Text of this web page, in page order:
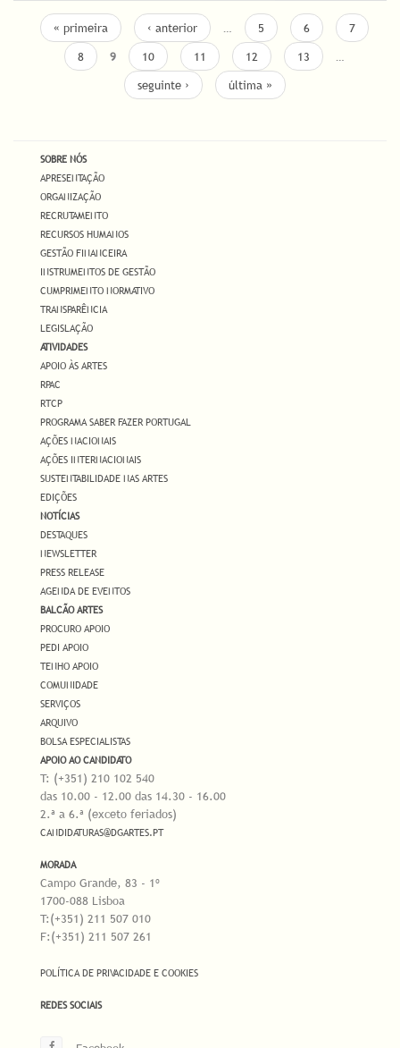
PÁGINAS« primeira ‹ anterior … 5 6
7
8
9 10 11 12 13
…
seguinte ›
última »
SOBRE NÓS
APRESENTAÇÃO
ORGANIZAÇÃO
RECRUTAMENTO
RECURSOS HUMANOS
GESTÃO FINANCEIRA
INSTRUMENTOS DE GESTÃO
CUMPRIMENTO NORMATIVO
TRANSPARÊNCIA
LEGISLAÇÃO
ATIVIDADES
APOIO ÀS ARTES
RPAC
RTCP
PROGRAMA SABER FAZER PORTUGAL
AÇÕES NACIONAIS
AÇÕES INTERNACIONAIS
SUSTENTABILIDADE NAS ARTES
EDIÇÕES
NOTÍCIAS
DESTAQUES
NEWSLETTER
PRESS RELEASE
AGENDA DE EVENTOS
BALCÃO ARTES
PROCURO APOIO
PEDI APOIO
TENHO APOIO
COMUNIDADE
SERVIÇOS
ARQUIVO
BOLSA ESPECIALISTAS
APOIO AO CANDIDATO
T: (+351) 210 102 540
das 10.00 - 12.00 das 14.30 - 16.00
2.ª a 6.ª (exceto feriados)
CANDIDATURAS@DGARTES.PT
MORADA
Campo Grande, 83 - 1º
1700-088 Lisboa
T:(+351) 211 507 010
F:(+351) 211 507 261
POLÍTICA DE PRIVACIDADE E COOKIES
REDES SOCIAIS